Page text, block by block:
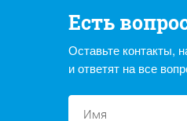
Есть
Оставьте контакты,
и ответят на все